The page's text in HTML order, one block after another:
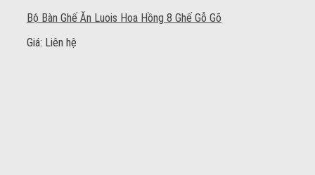
Bộ Bàn Ghế Ăn Luois Hoa Hồng 8 Ghế Gỗ Gõ
Giá: Liên hệ